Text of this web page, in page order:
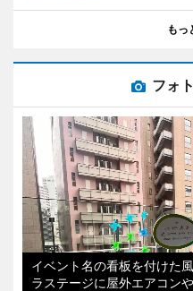
もっ
フォ
イベント名の看板を付けた
ラステージに屋外エアコン